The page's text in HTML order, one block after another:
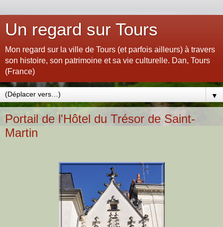
Un regard sur Tours
Mon regard sur la ville de Tours (et parfois ailleurs) à travers
son histoire, son patrimoine et sa vie culturelle. Dan, Tours
(France)
▼
Portail de l'Hôtel du Trésor de Saint-
Martin